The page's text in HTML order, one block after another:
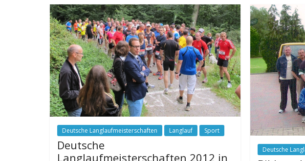
Deutsche Langlaufmeisterschaften Langlauf Sport
Deutsche
Langlaufmeisterschaften 2012 in
Deutsche